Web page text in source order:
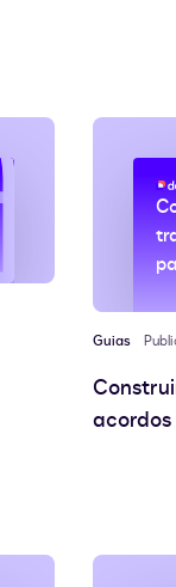
Guias